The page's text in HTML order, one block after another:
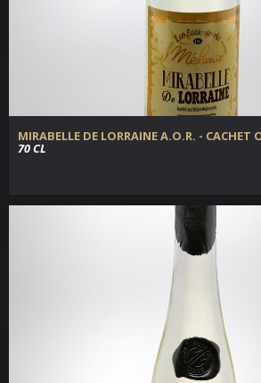
MIRABELLE DE LORRAINE A.O.R. - CACHET
70 CL